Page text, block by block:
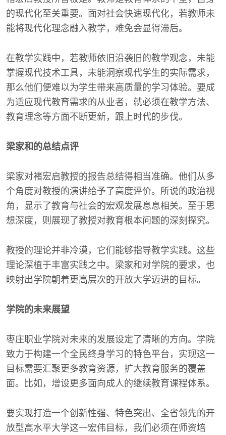
的现代化至关重要。面对社会快速现代化，若教师未
能将现代化理念融入教学，难免会显得滞后。
在教学实践中，若教师依旧沿袭旧的教学观念，未能
掌握现代技术工具，未能洞察现代学生的实际需求，
那么他们便难以为学生带来高质量的学习体验。要成
为适应现代教育需求的从业者，就必须在教学方法、
教育理念等方面不断更新，跟上时代的步伐。
梁家和的总结点评
梁家对褚宏启教授的报告总结得相当准确。他们从多
个角度对教授的演讲给予了高度评价。所说的政治视
角，显示了教育与社会的宏观发展息息相关。至于思
想深度，则展现了教授对教育根本问题的深刻探究。
教授的理论并非冷漠，它们能够指导教学实践。这些
理论深植于丰富实践之中。梁家和对学院的要求，也
映射出学院朝着更高层次的开放大学迈进的目标。
学院的未来展望
枣庄职业学院对未来的发展设定了清晰的方向。学院
致力于构建一个全民终身学习的特色平台，实现这一
目标需要汇聚更多教育资源，扩大教育服务的覆盖
面。比如，增设更多面向成人的继续教育课程体系。
要实现打造一个创新性强、特色突出、全省领先的开
放型高水平大学这一宏伟目标，我们必须在师资培